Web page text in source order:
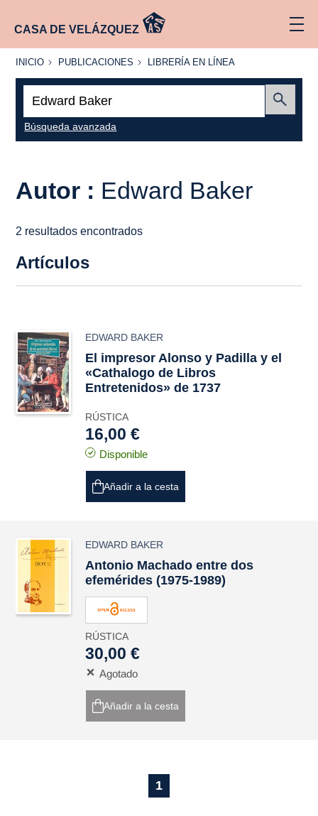
CASA DE VELÁZQUEZ
INICIO
INICIO PUBLICACIONES
PUBLICACIONES
LIBRERÍA
LÍNEA
LIBRERÍA EN LÍNEA
Búsqueda avanzada
Autor : Edward Baker
2 resultados encontrados
Artículos
EDWARD BAKER
El impresor Alonso y Padilla y el
«Cathalogo de Libros
Entretenidos» de 1737
RÚSTICA
16,00 €
Disponible
Añadir a la cesta
EDWARD BAKER
Antonio Machado entre dos
efemérides (1975-1989)
RÚSTICA
30,00 €
Agotado
Añadir a la cesta
1